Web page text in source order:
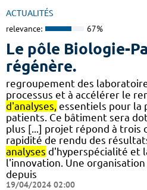
ACTUALITÉS
relevance: 67%
Le pôle Biologie-
régénère.
regroupement des
processus et à accélérer le
d'analyses, essentiels pour la
patients. Ce bâtiment sera
plus [...] projet répond à trois
rapidité de rendu des
analyses d'hyperspécialité et
l'innovation. Une
depuis
19/04/2024 02:00